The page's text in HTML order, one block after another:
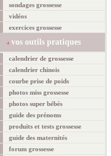
sondages grossesse
vidéos
exercices grossesse
vos outils pratiques
calendrier de grossesse
calendrier chinois
courbe prise de poids
photos miss grossesse
photos super bébés
guide des prénoms
produits et tests grossesse
guide des maternités
forum grossesse